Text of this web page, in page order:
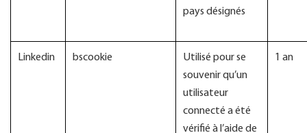
pays désignés
Linkedin bscookie
Utilisé pour se
souvenir qu’un
utilisateur
connecté a été
vérifié à l’aide de
1 an